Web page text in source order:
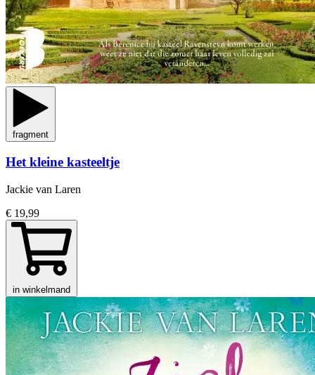
fragment
Het kleine kasteeltje
Jackie van Laren
€ 19,99
in winkelmand